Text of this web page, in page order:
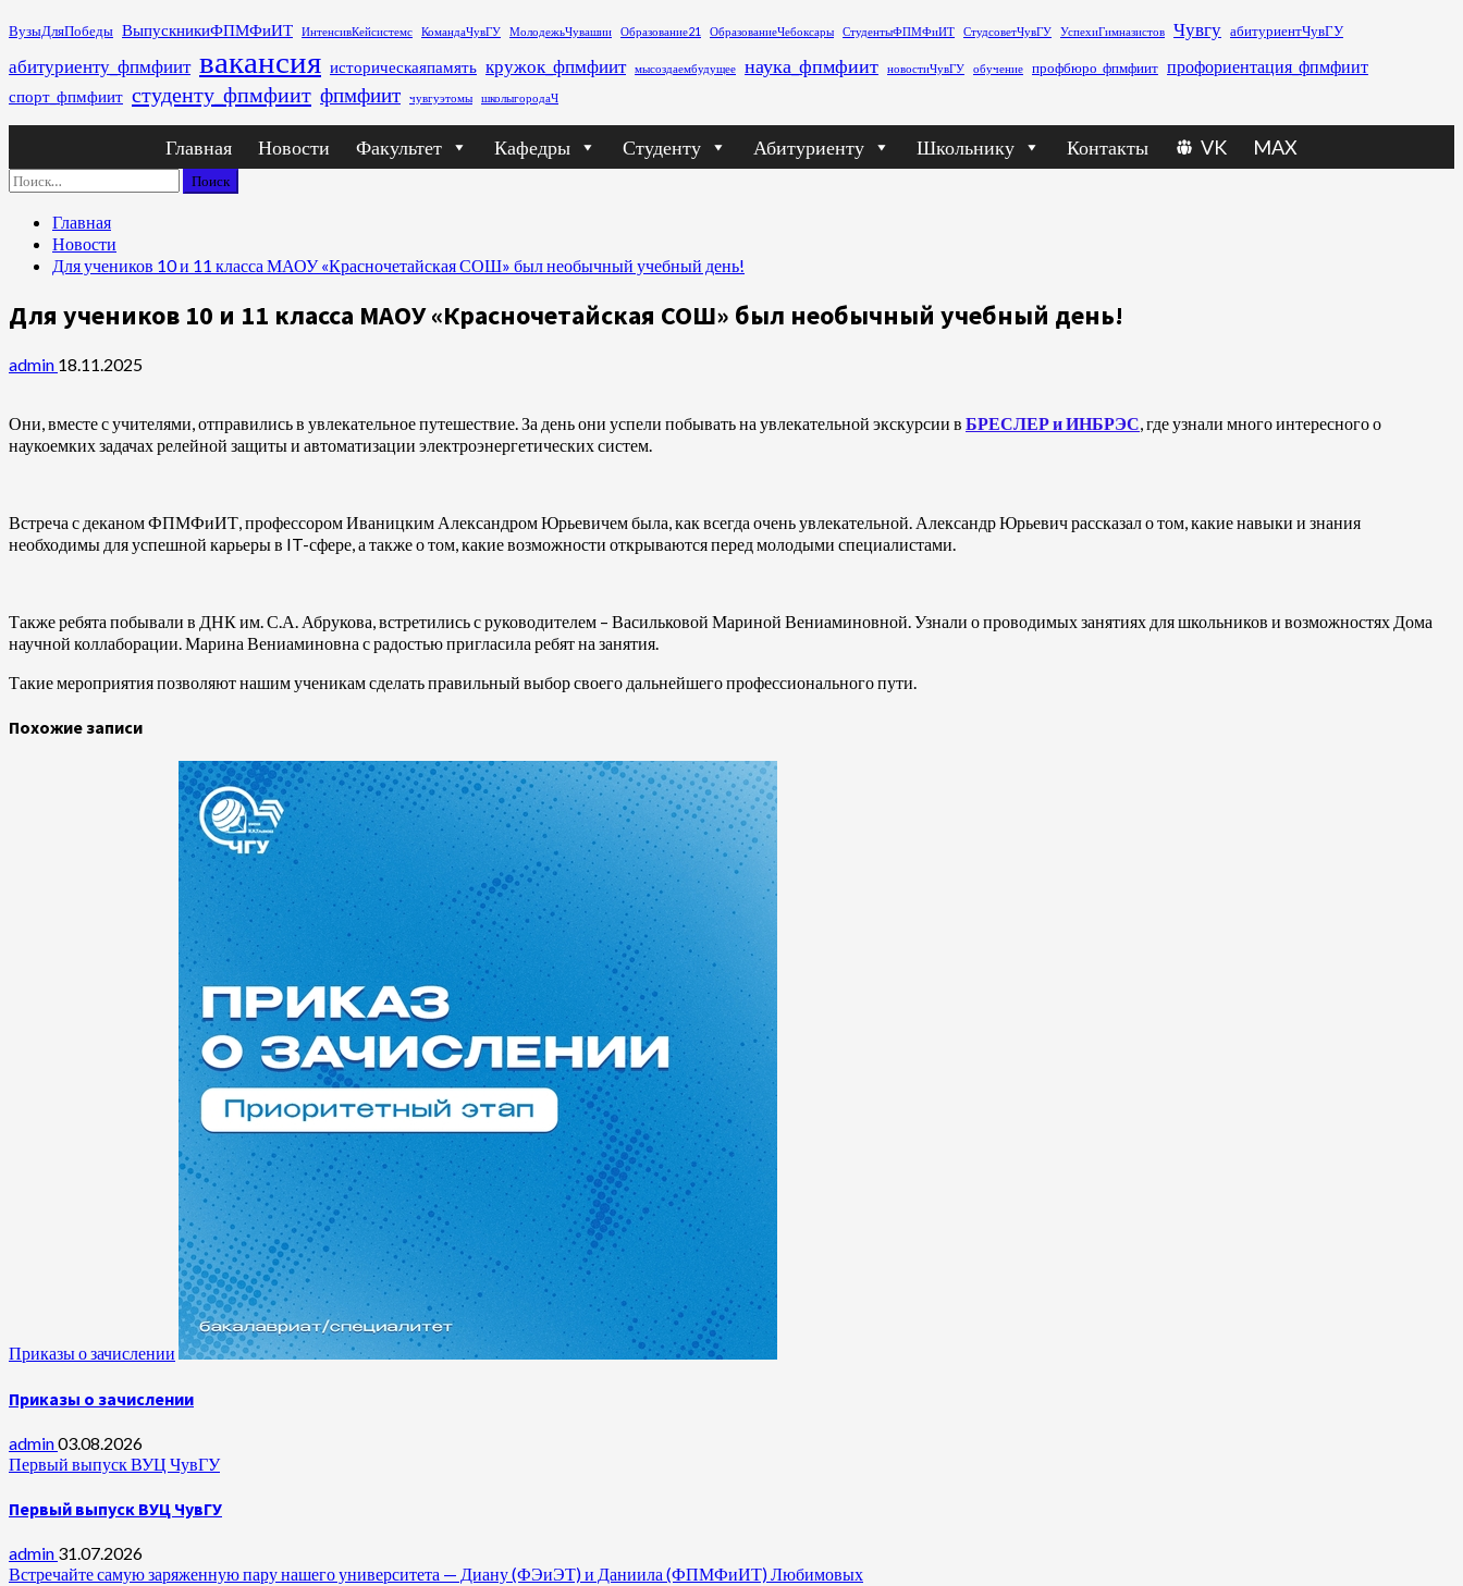
Перейти
содержимому
ВузыДляПобеды ВыпускникиФПМФиИТ ИнтенсивКейсистемс КомандаЧувГУ МолодежьЧувашии Образование21 ОбразованиеЧебоксары СтудентыФПМФиИТ СтудсоветЧувГУ УспехиГимназистов Чувгу абитуриентЧувГУ
абитуриенту_фпмфиит вакансия историческаяпамять кружок_фпмфиит мысоздаембудущее наука_фпмфиит новостиЧувГУ обучение профбюро_фпмфиит профориентация_фпмфиит
спорт_фпмфиит студенту_фпмфиит фпмфиит чувгуэтомы школыгородаЧ
Главная Новости Факультет Кафедры Студенту Абитуриенту Школьнику Контакты VK MAX
Найти:
Главная
Новости
Для учеников 10 и 11 класса МАОУ «Красночетайская СОШ» был необычный учебный день!
Для учеников 10 и 11 класса МАОУ «Красночетайская СОШ» был необычный учебный день!
admin 18.11.2025
Они, вместе с учителями, отправились в увлекательное путешествие. За день они успели побывать на увлекательной экскурсии в БРЕСЛЕР и ИНБРЭС, где узнали много интересного о
наукоемких задачах релейной защиты и автоматизации электроэнергетических систем.
Встреча с деканом ФПМФиИТ, профессором Иваницким Александром Юрьевичем была, как всегда очень увлекательной. Александр Юрьевич рассказал о том, какие навыки и знания
необходимы для успешной карьеры в IT-сфере, а также о том, какие возможности открываются перед молодыми специалистами.
Также ребята побывали в ДНК им. С.А. Абрукова, встретились с руководителем – Васильковой Мариной Вениаминовной. Узнали о проводимых занятиях для школьников и возможностях Дома
научной коллаборации. Марина Вениаминовна с радостью пригласила ребят на занятия.
Такие мероприятия позволяют нашим ученикам сделать правильный выбор своего дальнейшего профессионального пути.
Похожие записи
Приказы о зачислении
Приказы о зачислении
admin03.08.2026
Первый выпуск ВУЦ ЧувГУ
Первый выпуск ВУЦ ЧувГУ
admin 31.07.2026
Встречайте самую заряженную пару нашего университета — Диану (ФЭиЭТ) и Даниила (ФПМФиИТ) Любимовых